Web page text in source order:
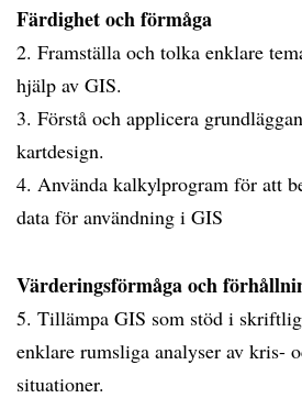
Färdighet och förmåga
2. Framställa och tolka enklare
hjälp av GIS.
3. Förstå och applicera
kartdesign.
4. Använda kalkylprogram för att
data för användning i GIS
Värderingsförmåga och
5. Tillämpa GIS som stöd i
enklare rumsliga analyser av kris-
situationer.